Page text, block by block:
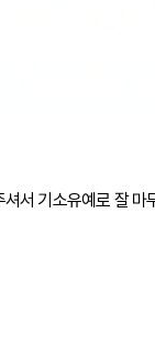
서 기소유예로 잘 마